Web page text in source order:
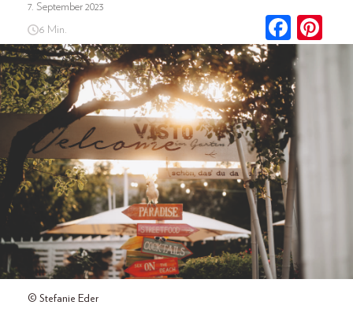
7. September 2023
6 Min.
© Stefanie Eder